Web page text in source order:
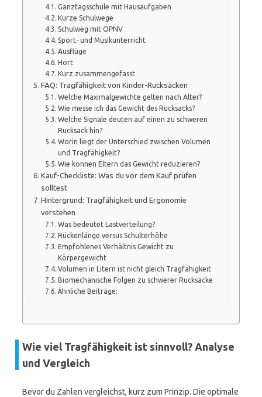
Ganztagsschule mit Hausaufgaben
Kurze Schulwege
Schulweg mit ÖPNV
Sport- und Musikunterricht
Ausflüge
Hort
Kurz zusammengefasst
FAQ: Tragfähigkeit von Kinder-Rucksäcken
Welche Maximalgewichte gelten nach Alter?
Wie messe ich das Gewicht des Rucksacks?
Welche Signale deuten auf einen zu schweren
Rucksack hin?
Worin liegt der Unterschied zwischen Volumen
und Tragfähigkeit?
Wie können Eltern das Gewicht reduzieren?
Kauf-Checkliste: Was du vor dem Kauf prüfen
solltest
Hintergrund: Tragfähigkeit und Ergonomie
verstehen
Was bedeutet Lastverteilung?
Rückenlänge versus Schulterhöhe
Empfohlenes Verhältnis Gewicht zu
Körpergewicht
Volumen in Litern ist nicht gleich Tragfähigkeit
Biomechanische Folgen zu schwerer Rucksäcke
Ähnliche Beiträge:
Wie viel Tragfähigkeit ist sinnvoll? Analyse
und Vergleich
Bevor du Zahlen vergleichst, kurz zum Prinzip. Die optimale